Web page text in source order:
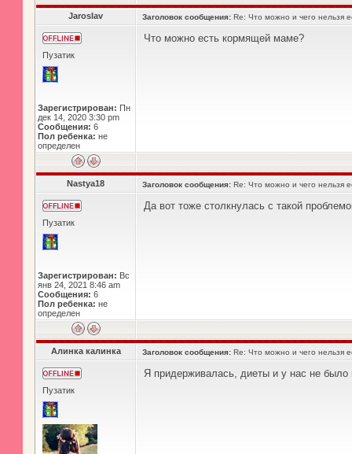
Jaroslav Заголовок сообщения: Re: Что можно и чего нельзя
Пузатик
Зарегистрирован: Пн
дек 14, 2020 3:30 pm
Сообщения: 6
Пол ребенка: не
определен
Что можно есть кормящей маме?
Nastya18 Заголовок сообщения: Re: Что можно и чего нельзя
Пузатик
Зарегистрирован: Вс
янв 24, 2021 8:46 am
Сообщения: 6
Пол ребенка: не
определен
Да вот тоже столкнулась с такой
Алинка калинка Заголовок сообщения: Re: Что можно и чего нельзя
Пузатик
Я придерживалась, диеты и у нас не было